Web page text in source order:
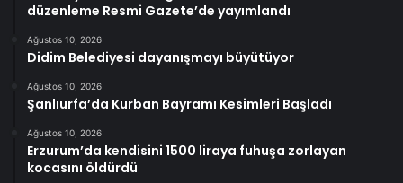
düzenleme Resmi Gazete’de yayımlandı
Ağustos 10, 2026
Didim Belediyesi dayanışmayı büyütüyor
Ağustos 10, 2026
Şanlıurfa’da Kurban Bayramı Kesimleri Başladı
Ağustos 10, 2026
Erzurum’da kendisini 1500 liraya fuhuşa zorlayan
kocasını öldürdü